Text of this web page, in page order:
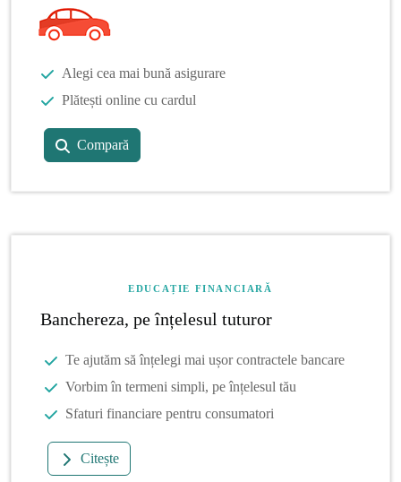
Alegi cea mai bună asigurare
Plătești online cu cardul
Compară
EDUCAȚIE FINANCIARĂ
Banchereza, pe înțelesul tuturor
Te ajutăm să înțelegi mai ușor contractele bancare
Vorbim în termeni simpli, pe înțelesul tău
Sfaturi financiare pentru consumatori
Citește